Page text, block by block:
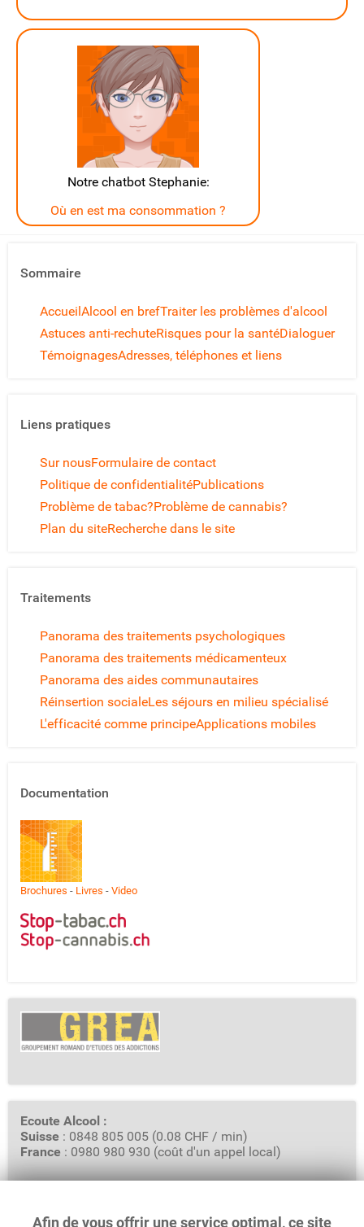
Notre chatbot Stephanie:
Où en est ma consommation ?
Sommaire
AccueilAlcool en brefTraiter les problèmes d'alcool
Astuces anti-rechuteRisques pour la santéDialoguer
TémoignagesAdresses, téléphones et liens
Liens pratiques
Sur nousFormulaire de contact
Politique de confidentialitéPublications
Problème de tabac?Problème de cannabis?
Plan du siteRecherche dans le site
Traitements
Panorama des traitements psychologiques
Panorama des traitements médicamenteux
Panorama des aides communautaires
Réinsertion socialeLes séjours en milieu spécialisé
L'efficacité comme principeApplications mobiles
Documentation
Brochures - Livres - Video
Ecoute Alcool :
Suisse : 0848 805 005 (0.08 CHF / min)
France : 0980 980 930 (coût d'un appel local)
GREA - Groupement Romand d'Etudes des Addictions
Afin de vous offrir une service optimal, ce site